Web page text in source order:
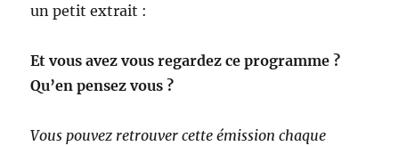
un petit extrait :
Et vous avez vous regardez ce programme ?
Qu’en pensez vous ?
Vous pouvez retrouver cette émission chaque